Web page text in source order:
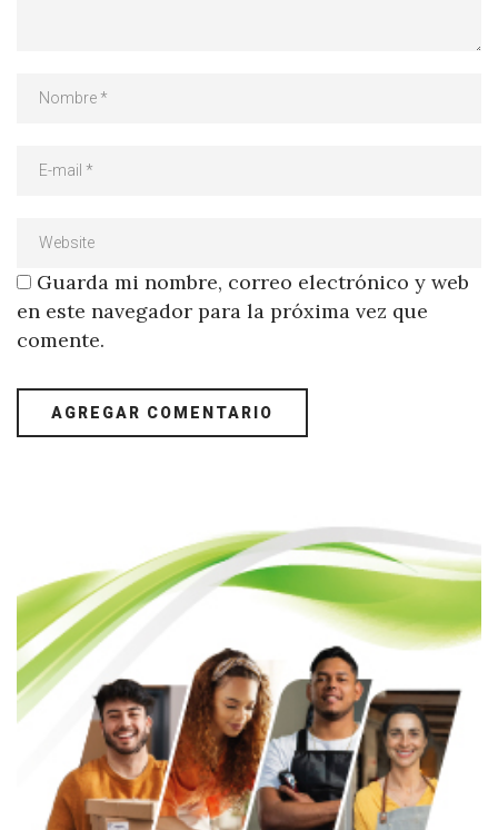
Guarda mi nombre, correo electrónico y web
en este navegador para la próxima vez que
comente.